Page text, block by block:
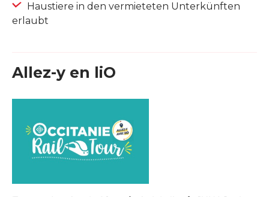
Haustiere in den vermieteten Unterkünften
erlaubt
Allez-y en liO